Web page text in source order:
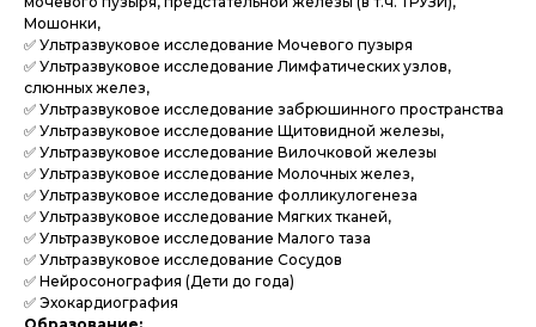
Мошонки,
✅ Ультразвуковое исследование Мочевого пузыря
✅ Ультразвуковое исследование Лимфатических узлов,
слюнных желез,
✅ Ультразвуковое исследование забрюшинного пространства
✅ Ультразвуковое исследование Щитовидной железы,
✅ Ультразвуковое исследование Вилочковой железы
✅ Ультразвуковое исследование Молочных желез,
✅ Ультразвуковое исследование фолликулогенеза
✅ Ультразвуковое исследование Мягких тканей,
✅ Ультразвуковое исследование Малого таза
✅ Ультразвуковое исследование Сосудов
✅ Нейросонография (Дети до года)
✅ Эхокардиография